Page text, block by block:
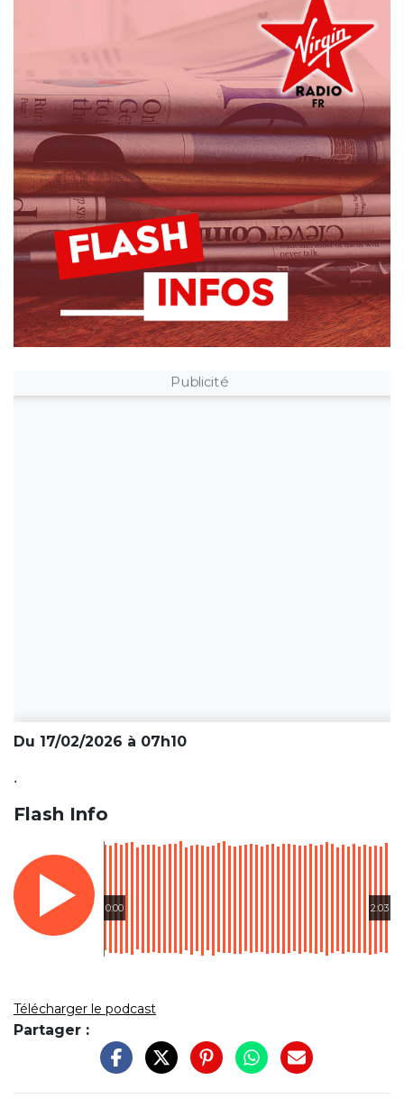
Publicité
Du 17/02/2026 à 07h10
.
Flash Info
0:00 2:03
Télécharger le podcast
Partager :